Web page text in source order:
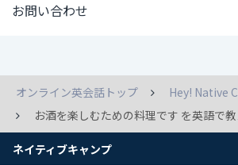
お問い合わせ
オンライン英会話トップ
Hey! Native
お酒を楽しむための料理です を英語で
ネイティブキャンプ